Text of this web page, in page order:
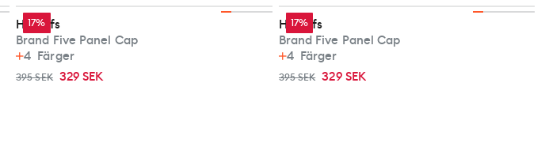
17%
Haglöfs
Brand Five Panel Cap
4 Färger
395 SEK 329 SEK
17%
Haglöfs
Brand Five Panel Cap
4 Färger
395 SEK 329 SEK